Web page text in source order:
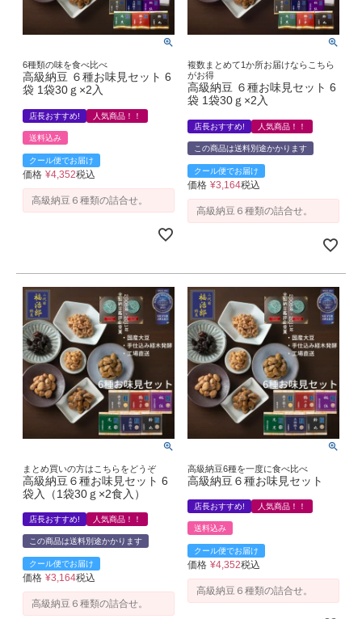
6種類の味を食べ比べ
高級納豆 ６種お味見セット 6
袋 1袋30ｇ×2入
店長おすすめ! 人気商品！！
送料込み
クール便でお届け
価格 ¥4,352税込
高級納豆６種類の詰合せ。
複数まとめて1か所お届けならこちら
がお得
高級納豆 ６種お味見セット 6
袋 1袋30ｇ×2入
店長おすすめ! 人気商品！！
この商品は送料別途かかります
クール便でお届け
価格 ¥3,164税込
高級納豆６種類の詰合せ。
まとめ買いの方はこちらをどうぞ
高級納豆６種お味見セット 6
袋入（1袋30ｇ×2食入）
店長おすすめ! 人気商品！！
この商品は送料別途かかります
クール便でお届け
価格 ¥3,164税込
高級納豆６種類の詰合せ。
高級納豆6種を一度に食べ比べ
高級納豆６種お味見セット
店長おすすめ! 人気商品！！
送料込み
クール便でお届け
価格 ¥4,352税込
高級納豆６種類の詰合せ。